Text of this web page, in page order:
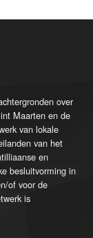
over
Maarten en de
van lokale
van het
en
besluitvorming in
of voor de
is